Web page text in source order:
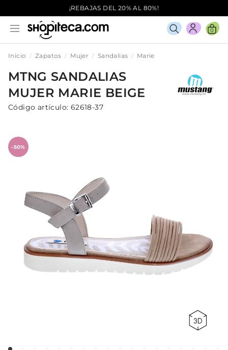
¡REBAJAS DEL 20% AL 80%!
0
Inicio Zapatos Mujer Sandalias Marie
MTNG SANDALIAS
MUJER MARIE BEIGE
Código artículo: 62618-37
-50%